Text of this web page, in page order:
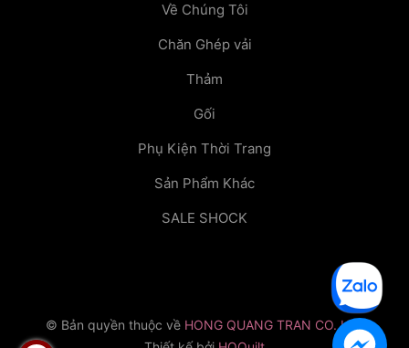
Về Chúng Tôi
Chăn Ghép vải
Thảm
Gối
Phụ Kiện Thời Trang
Sản Phẩm Khác
SALE SHOCK
© Bản quyền thuộc về HONG QUANG TRAN CO.,LTD